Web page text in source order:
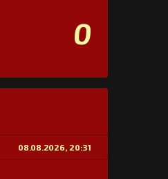
0
100%
08.08.2026, 20:31